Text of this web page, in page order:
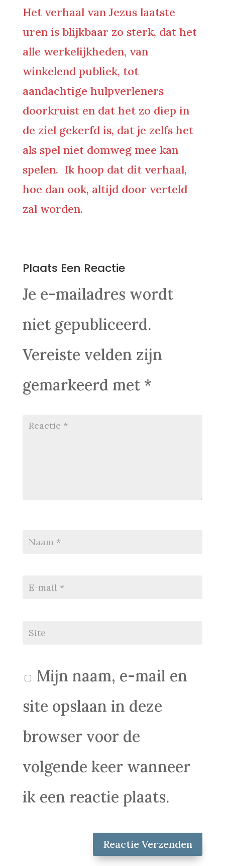
Het verhaal van Jezus laatste
uren is blijkbaar zo sterk, dat het
alle werkelijkheden, van
winkelend publiek, tot
aandachtige hulpverleners
doorkruist en dat het zo diep in
de ziel gekerfd is, dat je zelfs het
als spel niet domweg mee kan
spelen. Ik hoop dat dit verhaal,
hoe dan ook, altijd door verteld
zal worden.
Plaats Een Reactie
Je e-mailadres wordt
niet gepubliceerd.
Vereiste velden zijn
gemarkeerd met *
Mijn naam, e-mail en
site opslaan in deze
browser voor de
volgende keer wanneer
ik een reactie plaats.
Reactie Verzenden